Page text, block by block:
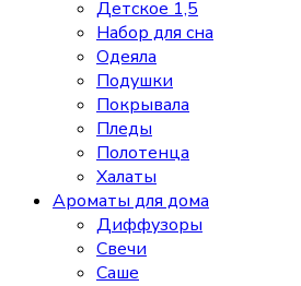
Детское 1,5
Набор для сна
Одеяла
Подушки
Покрывала
Пледы
Полотенца
Халаты
Ароматы для дома
Диффузоры
Свечи
Cаше